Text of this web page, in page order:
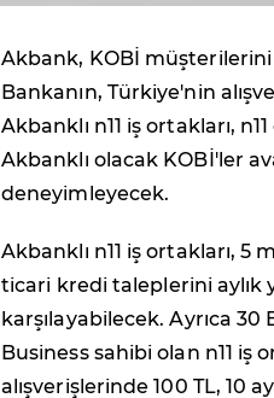
Akbank, KOBİ
Bankanın, Türkiye'nin
Akbanklı n11 iş ortakları,
Akbanklı olacak KOBİ'ler
deneyimleyecek.
Akbanklı n11 iş ortakları,
ticari kredi taleplerini aylık
karşılayabilecek. Ayrıca
Business sahibi olan n11 iş
alışverişlerinde 100 TL, 10